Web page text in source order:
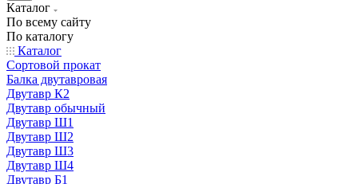
Каталог
По всему сайту
По каталогу
Каталог
Сортовой прокат
Балка двутавровая
Двутавр К2
Двутавр обычный
Двутавр Ш1
Двутавр Ш2
Двутавр Ш3
Двутавр Ш4
Двутавр Б1